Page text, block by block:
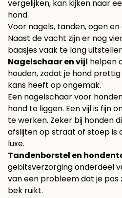
vergelijken, kan kijken naar
hond.
Voor nagels, tanden, ogen
Naast de vacht zijn er nog
baasjes vaak te lang
Nagelschaar en vijl helpen
houden, zodat je hond
kans heeft op ongemak.
Een nagelschaar voor
hand te liggen. Een vijl is fijn
te werken. Zeker bij honden
afslijten op straat of stoep is
luxe.
Tandenborstel en
gebitsverzorging onderdeel
van een probleem dat je pas
bek ruikt.